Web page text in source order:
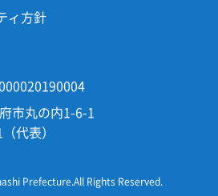
ィ方針
市丸の内1-6-1
代表）
Prefecture.All Rights Reserved.